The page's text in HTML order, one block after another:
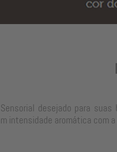
desejado para
intensidade aromática com